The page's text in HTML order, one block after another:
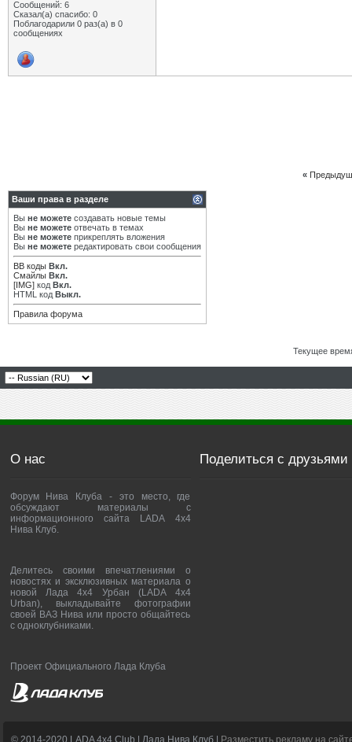
Сообщений: 6
Сказал(а) спасибо: 0
Поблагодарили 0 раз(а) в 0
сообщениях
«
Ваши права в разделе
Вы не можете создавать новые темы
Вы не можете отвечать в темах
Вы не можете прикреплять вложения
Вы не можете редактировать свои сообщения
BB коды Вкл.
Смайлы Вкл.
[IMG] код Вкл.
HTML код Выкл.
Правила форума
Текущее
О нас
Форум Нива Клуба - это место, где
обсуждают материалы с
информационного сайта LADA 4x4
Нива Клуб.
Делитесь своими впечатлениями о
новостях и эксклюзивных материала о
новой Лада 4х4 Урбан (LADA 4x4
Urban), выкладывайте фотографии
своей ВАЗ Нива или просто общайтесь
с одноклубниками.
Проект Официального Лада Клуба
Поделиться с друзьями
© 2014-2020 LADA 4x4 Club | Лада Нива Клуб | Разместить рекламу на